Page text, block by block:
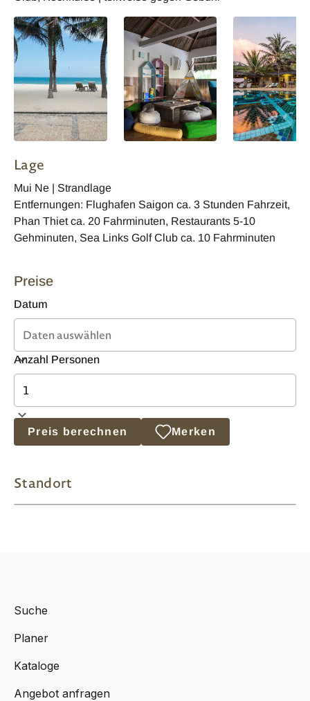
Lage
Mui Ne | Strandlage
Entfernungen: Flughafen Saigon ca. 3 Stunden Fahrzeit,
Phan Thiet ca. 20 Fahrminuten, Restaurants 5-10
Gehminuten, Sea Links Golf Club ca. 10 Fahrminuten
Preise
Datum
Anzahl Personen
Preis berechnen Merken
Standort
Suche
Planer
Kataloge
Angebot anfragen